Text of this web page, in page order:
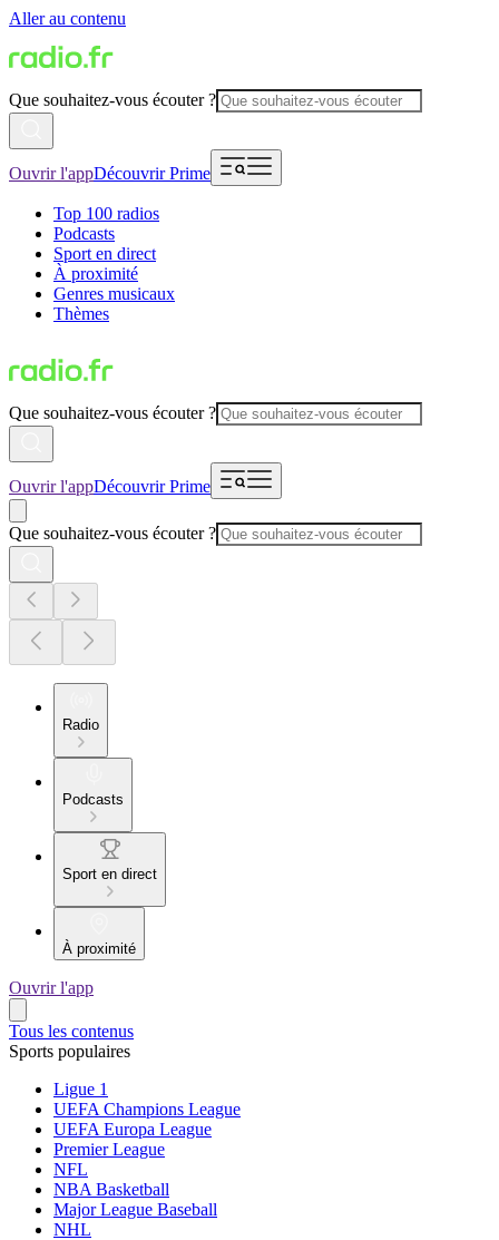
Aller au contenu
Que souhaitez-vous écouter ?
Ouvrir l'appDécouvrir Prime
Top 100 radios
Podcasts
Sport en direct
À proximité
Genres musicaux
Thèmes
Que souhaitez-vous écouter ?
Ouvrir l'appDécouvrir Prime
Que souhaitez-vous écouter ?
Radio
Podcasts
Sport en direct
À proximité
Ouvrir l'app
Tous les contenus
Sports populaires
Ligue 1
UEFA Champions League
UEFA Europa League
Premier League
NFL
NBA Basketball
Major League Baseball
NHL